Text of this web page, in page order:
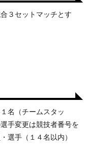
３セットマッチとす
名（チームスタッ
手変更は競技者番号を
選手（１４名以内）